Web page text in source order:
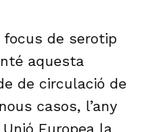
focus de serotip
aquesta
de circulació de
casos, l’any